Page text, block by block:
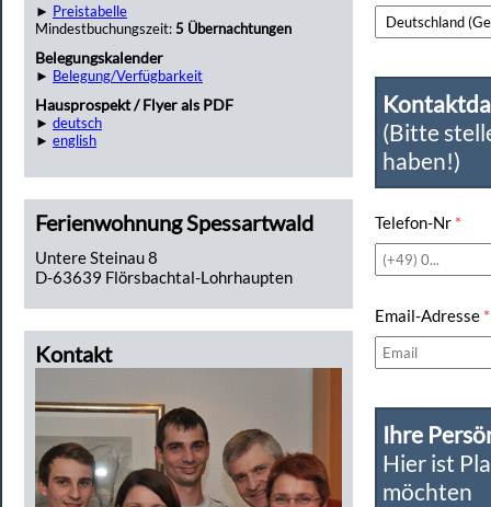
► Preistabelle
Mindestbuchungszeit:5 Übernachtungen
Belegungskalender
► Belegung/Verfügbarkeit
Hausprospekt / Flyer als PDF
► deutsch
► english
Ferienwohnung Spessartwald
Untere Steinau 8
D-63639 Flörsbachtal-Lohrhaupten
Kontakt
(Bitte
haben!)
Telefon-Nr *
Email-Adresse *
Ihre
Hier ist
möchten